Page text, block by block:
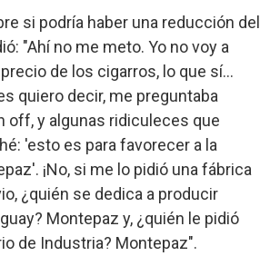
si podría haber una reducción del
"Ahí no me meto. Yo no voy a
de los cigarros, lo que sí...
quiero decir, me preguntaba
off, y algunas ridiculeces que
'esto es para favorecer a la
¡No, si me lo pidió una fábrica
¿quién se dedica a producir
Montepaz y, ¿quién le pidió
de Industria? Montepaz".